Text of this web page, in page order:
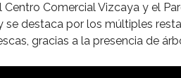
Centro Comercial Vizcaya y el
y se destaca por los múltiples
gracias a la presencia de